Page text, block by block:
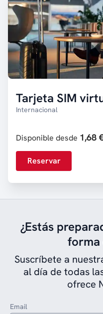
Tarjeta SIM
Internacional
Disponible desde 1,68
Reservar
¿Estás
forma
Suscríbete a
al día de todas
ofrece
Email